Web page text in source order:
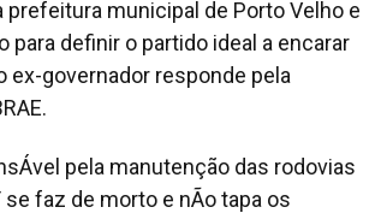
prefeitura municipal de Porto Velho e
para definir o partido ideal a encarar
ex-governador responde pela
pela manutenção das rodovias
se faz de morto e nÃo tapa os